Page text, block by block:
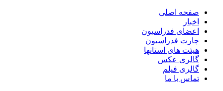
صفحه اصلی
اخبار
اعضای فدراسیون
چارت فدراسیون
هیئت های استانها
گالری عکس
گالری فیلم
تماس با ما